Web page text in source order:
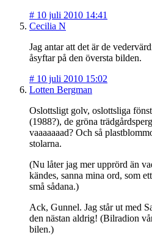
# 10 juli 2010 14:41
Cecilia N
Jag antar att det är de
åsyftar på den översta bilden.
# 10 juli 2010 15:02
Lotten Bergman
Oslottsligt golv, oslottsliga
(1988?), de gröna
vaaaaaaad? Och så
stolarna.
(Nu låter jag mer upprörd än
kändes, sanna mina ord, som
små sådana.)
Ack, Gunnel. Jag står ut med
den nästan aldrig! (Bilradion
bilen.)